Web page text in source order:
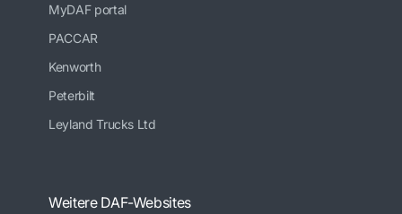
MyDAF portal
PACCAR
Kenworth
Peterbilt
Leyland Trucks Ltd
Weitere DAF-Websites